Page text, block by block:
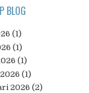
BLOG
(1)
(1)
(1)
(1)
2026 (2)